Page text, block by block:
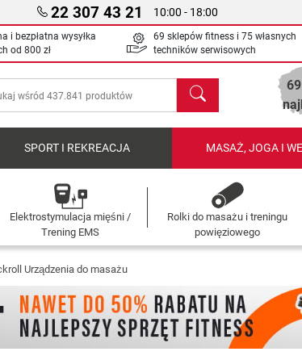
22 307 43 21 10:00 - 18:00
i bezpłatna wysyłka
od 800 zł
69 sklepów fitness i 75 własnych
techników serwisowych
Szukaj
SPORT I REKREACJA MASAŻ, JOGA I
Elektrostymulacja mięśni /
Trening EMS
Rolki do masażu i treningu
powięziowego
Urządzenia do masażu